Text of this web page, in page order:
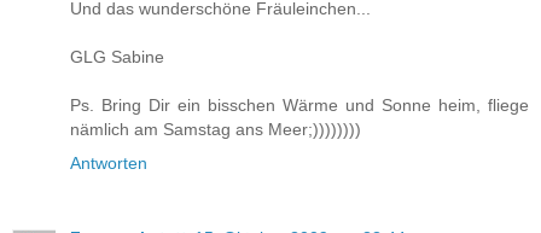
Und das wunderschöne Fräuleinchen...
GLG Sabine
Ps. Bring Dir ein bisschen Wärme und Sonne heim, fliege
nämlich am Samstag ans Meer;))))))))
Antworten